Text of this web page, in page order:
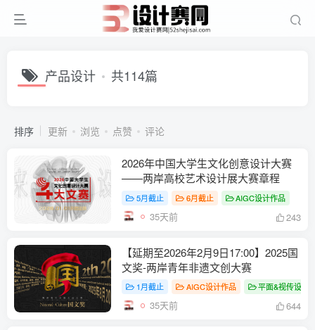
产品设计 共114篇
排序 更新 浏览 点赞 评论
2026年中国大学生文化创意设计大赛
——两岸高校艺术设计展大赛章程
5月截止 6月截止 AIGC设计作品
35天前 243
【延期至2026年2月9日17:00】2025国
文奖-两岸青年非遗文创大赛
1月截止 AIGC设计作品 平面&视传设计
35天前 644